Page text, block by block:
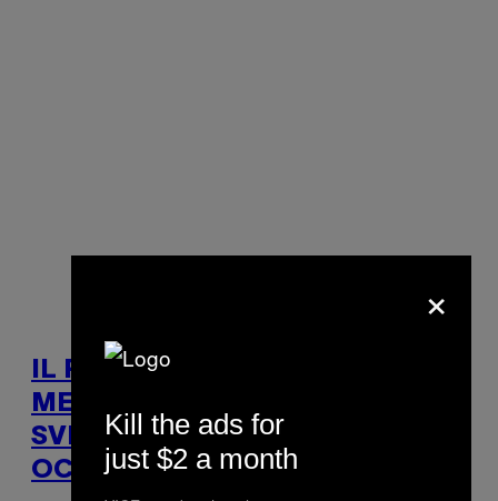
IL ROVESCIO DELLA
MEDAGLIA, „MI SONO
SVEGLIATO E… HO CHIUSO GLI
OCCHI”
×
Kill the ads for
just $2 a month